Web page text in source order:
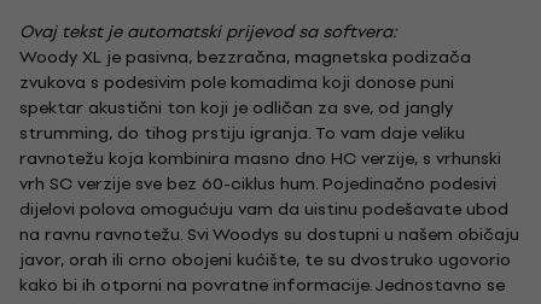
Ovaj tekst je automatski prijevod sa softvera:
Woody XL je pasivna, bezzračna, magnetska podizača
zvukova s ​​podesivim pole komadima koji donose puni
spektar akustični ton koji je odličan za sve, od jangly
strumming, do tihog prstiju igranja. To vam daje veliku
ravnotežu koja kombinira masno dno HC verzije, s vrhunski
vrh SC verzije sve bez 60-ciklus hum. Pojedinačno podesivi
dijelovi polova omogućuju vam da uistinu podešavate ubod
na ravnu ravnotežu. Svi Woodys su dostupni u našem običaju
javor, orah ili crno obojeni kućište, te su dvostruko ugovorio
kako bi ih otporni na povratne informacije. Jednostavno se